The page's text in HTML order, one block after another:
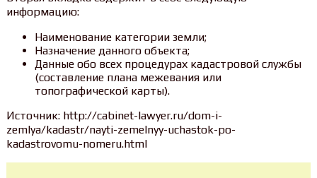
информацию:
Наименование категории земли;
Назначение данного объекта;
Данные обо всех процедурах кадастровой службы
(составление плана межевания или
топографической карты).
Источник: http://cabinet-lawyer.ru/dom-i-
zemlya/kadastr/nayti-zemelnyy-uchastok-po-
kadastrovomu-nomeru.html